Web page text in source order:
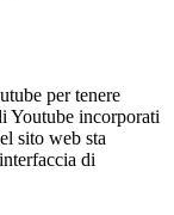
per tenere
Youtube incorporati
sito web sta
di